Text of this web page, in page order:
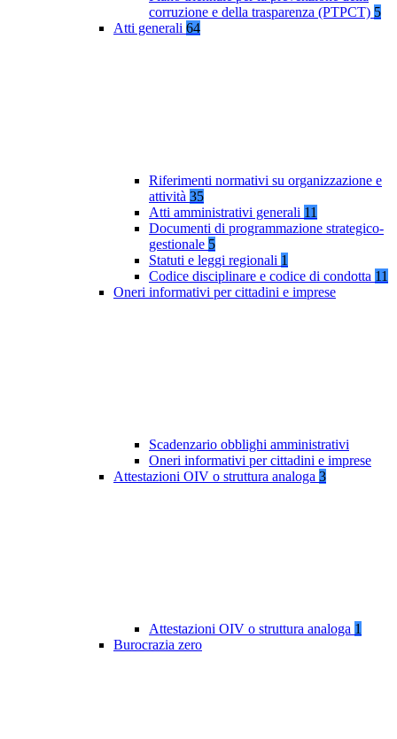
corruzione e della trasparenza (PTPCT) 5
Atti generali 64
Riferimenti normativi su organizzazione e
attività 35
Atti amministrativi generali 11
Documenti di programmazione strategico-
gestionale 5
Statuti e leggi regionali 1
Codice disciplinare e codice di condotta 11
Oneri informativi per cittadini e imprese
Scadenzario obblighi amministrativi
Oneri informativi per cittadini e imprese
Attestazioni OIV o struttura analoga 3
Attestazioni OIV o struttura analoga 1
Burocrazia zero